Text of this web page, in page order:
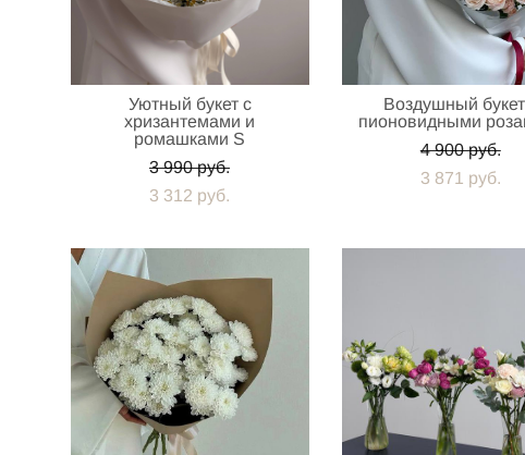
Уютный букет с
хризантемами и
ромашками S
3 990 pуб.
3 312 pуб.
Воздушный
пионовидными
4 900 pуб.
3 871 pуб.